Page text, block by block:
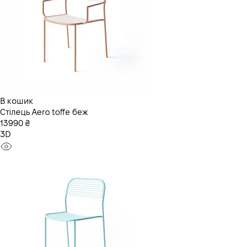
В кошик
Стілець Aero toffe беж
13990 ₴
3D